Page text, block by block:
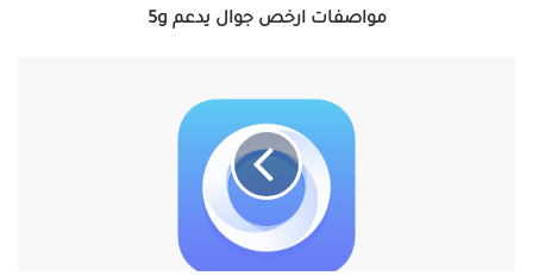
مواصفات ارخص جوال يدعم 5g